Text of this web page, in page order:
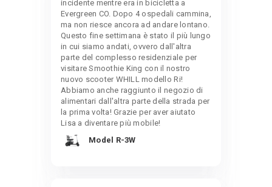
incidente mentre era in bicicletta a
Evergreen CO. Dopo 4 ospedali cammina,
ma non riesce ancora ad andare lontano.
Questo fine settimana è stato il più lungo
in cui siamo andati, ovvero dall'altra
parte del complesso residenziale per
visitare Smoothie King con il nostro
nuovo scooter WHILL modello Ri!
Abbiamo anche raggiunto il negozio di
alimentari dall'altra parte della strada per
la prima volta! Grazie per aver aiutato
Lisa a diventare più mobile!
Model R-3W